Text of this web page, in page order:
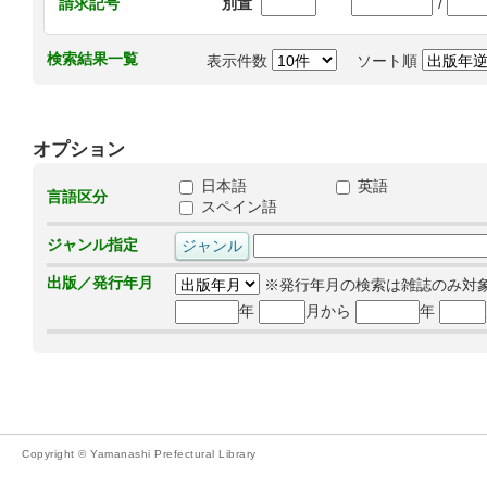
検索結果一覧 表示件数 ソート順
オプション
言語区分
日本語
英語
スペイン語
ジャンル指定
出版／発行年月
※発行年月の検索は雑誌のみ対
年
月から 年
Copyright © Yamanashi Prefectural Library